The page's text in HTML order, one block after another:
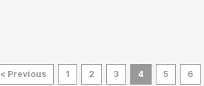
< Previous 1 2 3 4 5 6